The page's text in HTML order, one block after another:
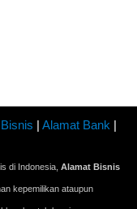
| Alamat Bank |
di Indonesia, Alamat Bisnis
kepemilikan ataupun